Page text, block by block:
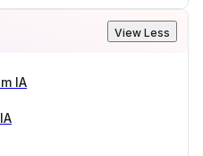
View Less
IA